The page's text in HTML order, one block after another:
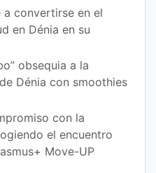
a convertirse en el
en Dénia en su
obsequia a la
Dénia con smoothies
con la
el encuentro
Move-UP